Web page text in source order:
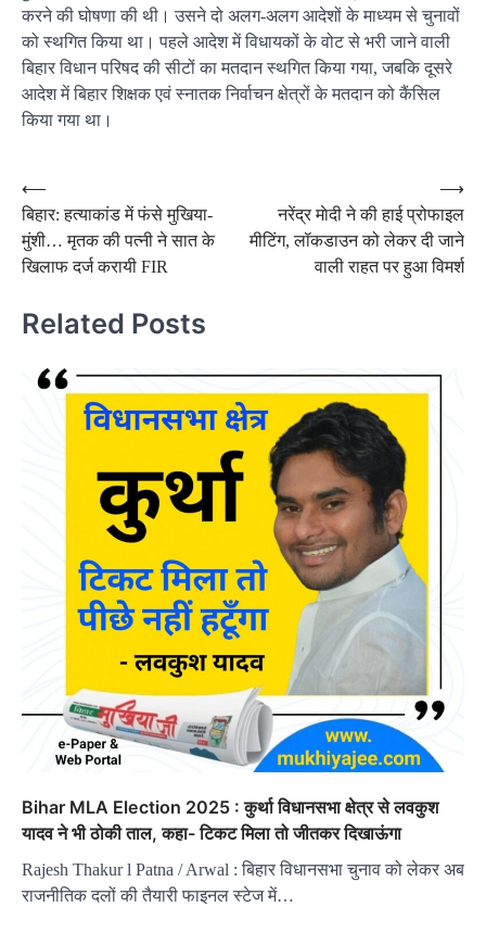
करने की घोषणा की थी। उसने दो अलग-अलग आदेशों के माध्यम से चुनावों
को स्थगित किया था। पहले आदेश में विधायकों के वोट से भरी जाने वाली
बिहार विधान परिषद की सीटों का मतदान स्थगित किया गया, जबकि दूसरे
आदेश में बिहार शिक्षक एवं स्नातक निर्वाचन क्षेत्रों के मतदान को कैंसिल
किया गया था।
Post
navigation
⟵
बिहार: हत्याकांड में फंसे मुखिया-
मुंशी… मृतक की पत्नी ने सात के
खिलाफ दर्ज करायी FIR
नरेंद्र माेदी ने की हाई प्रोफाइल
मीटिंग, लॉकडाउन को लेकर दी जाने
वाली राहत पर हुआ विमर्श
⟶
Related Posts
Bihar MLA Election 2025 : कुर्था विधानसभा क्षेत्र से लवकुश
यादव ने भी ठोकी ताल, कहा- टिकट मिला तो जीतकर दिखाऊंगा
Rajesh Thakur l Patna / Arwal : बिहार विधानसभा चुनाव को लेकर अब
राजनीतिक दलों की तैयारी फाइनल स्टेज में…